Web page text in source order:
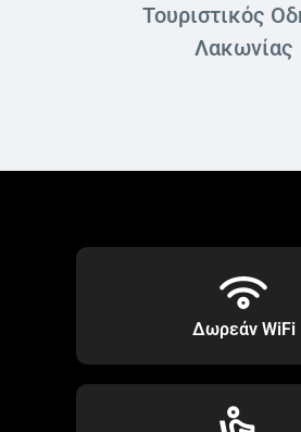
Τουριστικός
Λακωνίας
Δωρεάν WiFi